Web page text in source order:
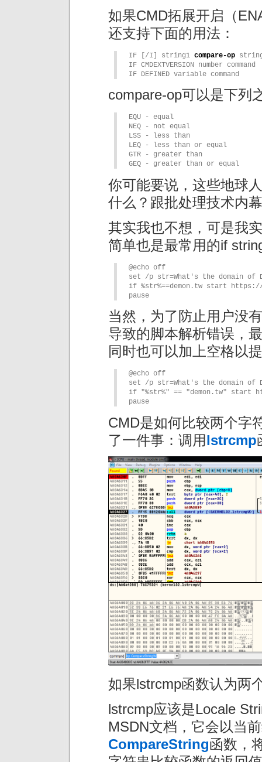
如果CMD拓展开启（
还支持下面的用法：
IF [/I] string1 compare-op
IF CMDEXTVERSION number command
IF DEFINED variable command
compare-op可以是下列
EQU - equal
NEQ - not equal
LSS - less than
LEQ - less than or equal
GTR - greater than
GEQ - greater than or equal
你可能要说，这些地球
什么？跟批处理技术内
其实我也不想，可是我
简单也是最常用的if
@echo off
set /p str=What's the domain of
if %str%==demon.tw start https://
pause
当然，为了防止用户没
导致的脚本解析错误，
同时也可以加上空格以
@echo off
set /p str=What's the domain of
if "%str%" == "demon.tw" start
pause
CMD是如何比较两个字
了一件事：调用lstrcmp
如果lstrcmp函数认为两
lstrcmp应该是Locale
MSDN文档，它会以当
CompareString函数，